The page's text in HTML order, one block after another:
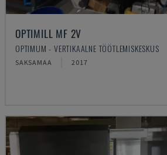
OPTIMILL MF 2V
OPTIMUM - VERTIKAALNE TÖÖTLEMISKESKUS
SAKSAMAA 2017